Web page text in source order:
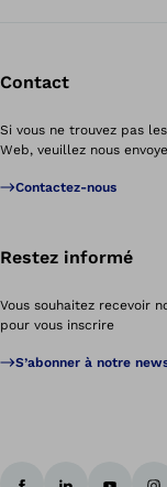
Contact
Si vous ne trouvez pas
Web, veuillez nous
Contactez-nous
Restez informé
Vous souhaitez recevoir
pour vous inscrire
S’abonner à notre